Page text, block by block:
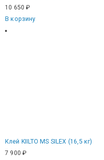
10 650₽
В корзину
Клей KIILTO MS SILEX (16,5 кг)
7 900₽